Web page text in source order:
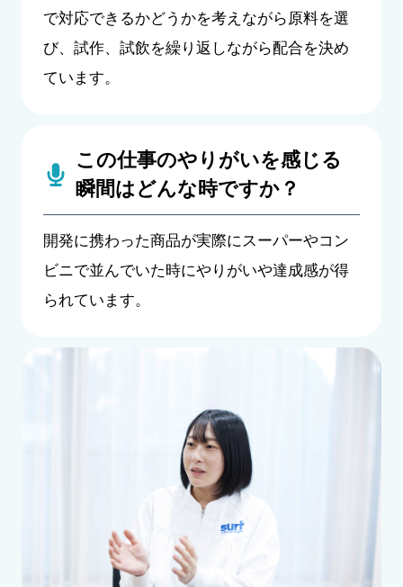
で対応できるかどうかを考えながら原料を選
び、試作、試飲を繰り返しながら配合を決め
ています。
この仕事のやりがいを感じる
瞬間はどんな時ですか？
開発に携わった商品が実際にスーパーやコン
ビニで並んでいた時にやりがいや達成感が得
られています。